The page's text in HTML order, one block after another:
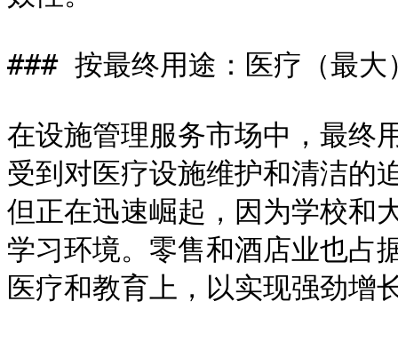
### 按最终用途：医疗（最大
在设施管理服务市场中，最终
受到对医疗设施维护和清洁的
但正在迅速崛起，因为学校和
学习环境。零售和酒店业也占
医疗和教育上，以实现强劲增